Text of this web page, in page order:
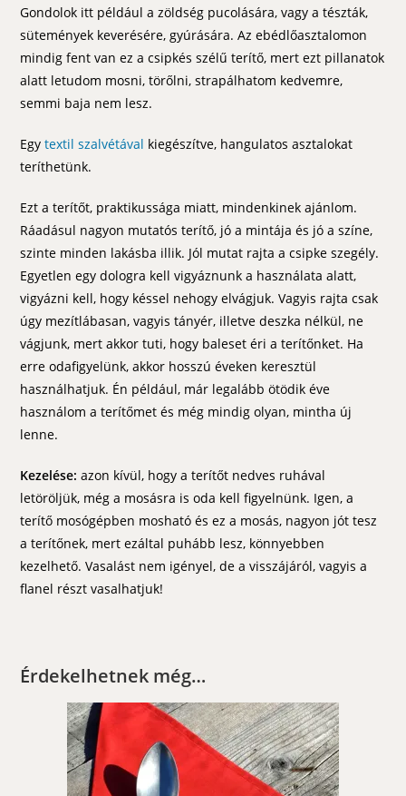
Gondolok itt például a zöldség pucolására, vagy a tészták,
sütemények keverésére, gyúrására. Az ebédlőasztalomon
mindig fent van ez a csipkés szélű terítő, mert ezt pillanatok
alatt letudom mosni, törőlni, strapálhatom kedvemre,
semmi baja nem lesz.
Egy textil szalvétával kiegészítve, hangulatos asztalokat
teríthetünk.
Ezt a terítőt, praktikussága miatt, mindenkinek ajánlom.
Ráadásul nagyon mutatós terítő, jó a mintája és jó a színe,
szinte minden lakásba illik. Jól mutat rajta a csipke szegély.
Egyetlen egy dologra kell vigyáznunk a használata alatt,
vigyázni kell, hogy késsel nehogy elvágjuk. Vagyis rajta csak
úgy mezítlábasan, vagyis tányér, illetve deszka nélkül, ne
vágjunk, mert akkor tuti, hogy baleset éri a terítőnket. Ha
erre odafigyelünk, akkor hosszú éveken keresztül
használhatjuk. Én például, már legalább ötödik éve
használom a terítőmet és még mindig olyan, mintha új
lenne.
Kezelése: azon kívül, hogy a terítőt nedves ruhával
letöröljük, még a mosásra is oda kell figyelnünk. Igen, a
terítő mosógépben mosható és ez a mosás, nagyon jót tesz
a terítőnek, mert ezáltal puhább lesz, könnyebben
kezelhető. Vasalást nem igényel, de a visszájáról, vagyis a
flanel részt vasalhatjuk!
Érdekelhetnek még…